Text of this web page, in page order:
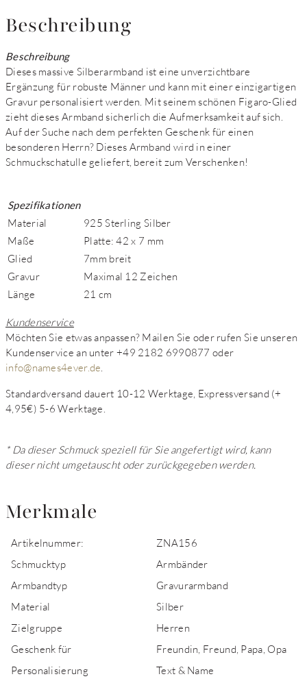
Beschreibung
Beschreibung
Dieses massive Silberarmband ist eine unverzichtbare
Ergänzung für robuste Männer und kann mit einer einzigartigen
Gravur personalisiert werden. Mit seinem schönen Figaro-Glied
zieht dieses Armband sicherlich die Aufmerksamkeit auf sich.
Auf der Suche nach dem perfekten Geschenk für einen
besonderen Herrn? Dieses Armband wird in einer
Schmuckschatulle geliefert, bereit zum Verschenken!
Spezifikationen
Material
925 Sterling Silber
Maße
Platte: 42 x 7 mm
Glied
7mm breit
Gravur
Maximal 12 Zeichen
Länge
21 cm
Kundenservice
Möchten Sie etwas anpassen? Mailen Sie oder rufen Sie unseren
Kundenservice an unter +49 2182 6990877 oder
info@names4ever.de
Standardversand dauert 10-12 Werktage, Expressversand (+
4,95€) 5-6 Werktage.
* Da dieser Schmuck speziell für Sie angefertigt wird, kann
dieser nicht umgetauscht oder zurückgegeben werden.
Merkmale
Artikelnummer:
ZNA156
Schmucktyp
Armbänder
Armbandtyp
Gravurarmband
Material
Silber
Zielgruppe
Herren
Geschenk für
Freundin, Freund, Papa, Opa
Personalisierung
Text & Name